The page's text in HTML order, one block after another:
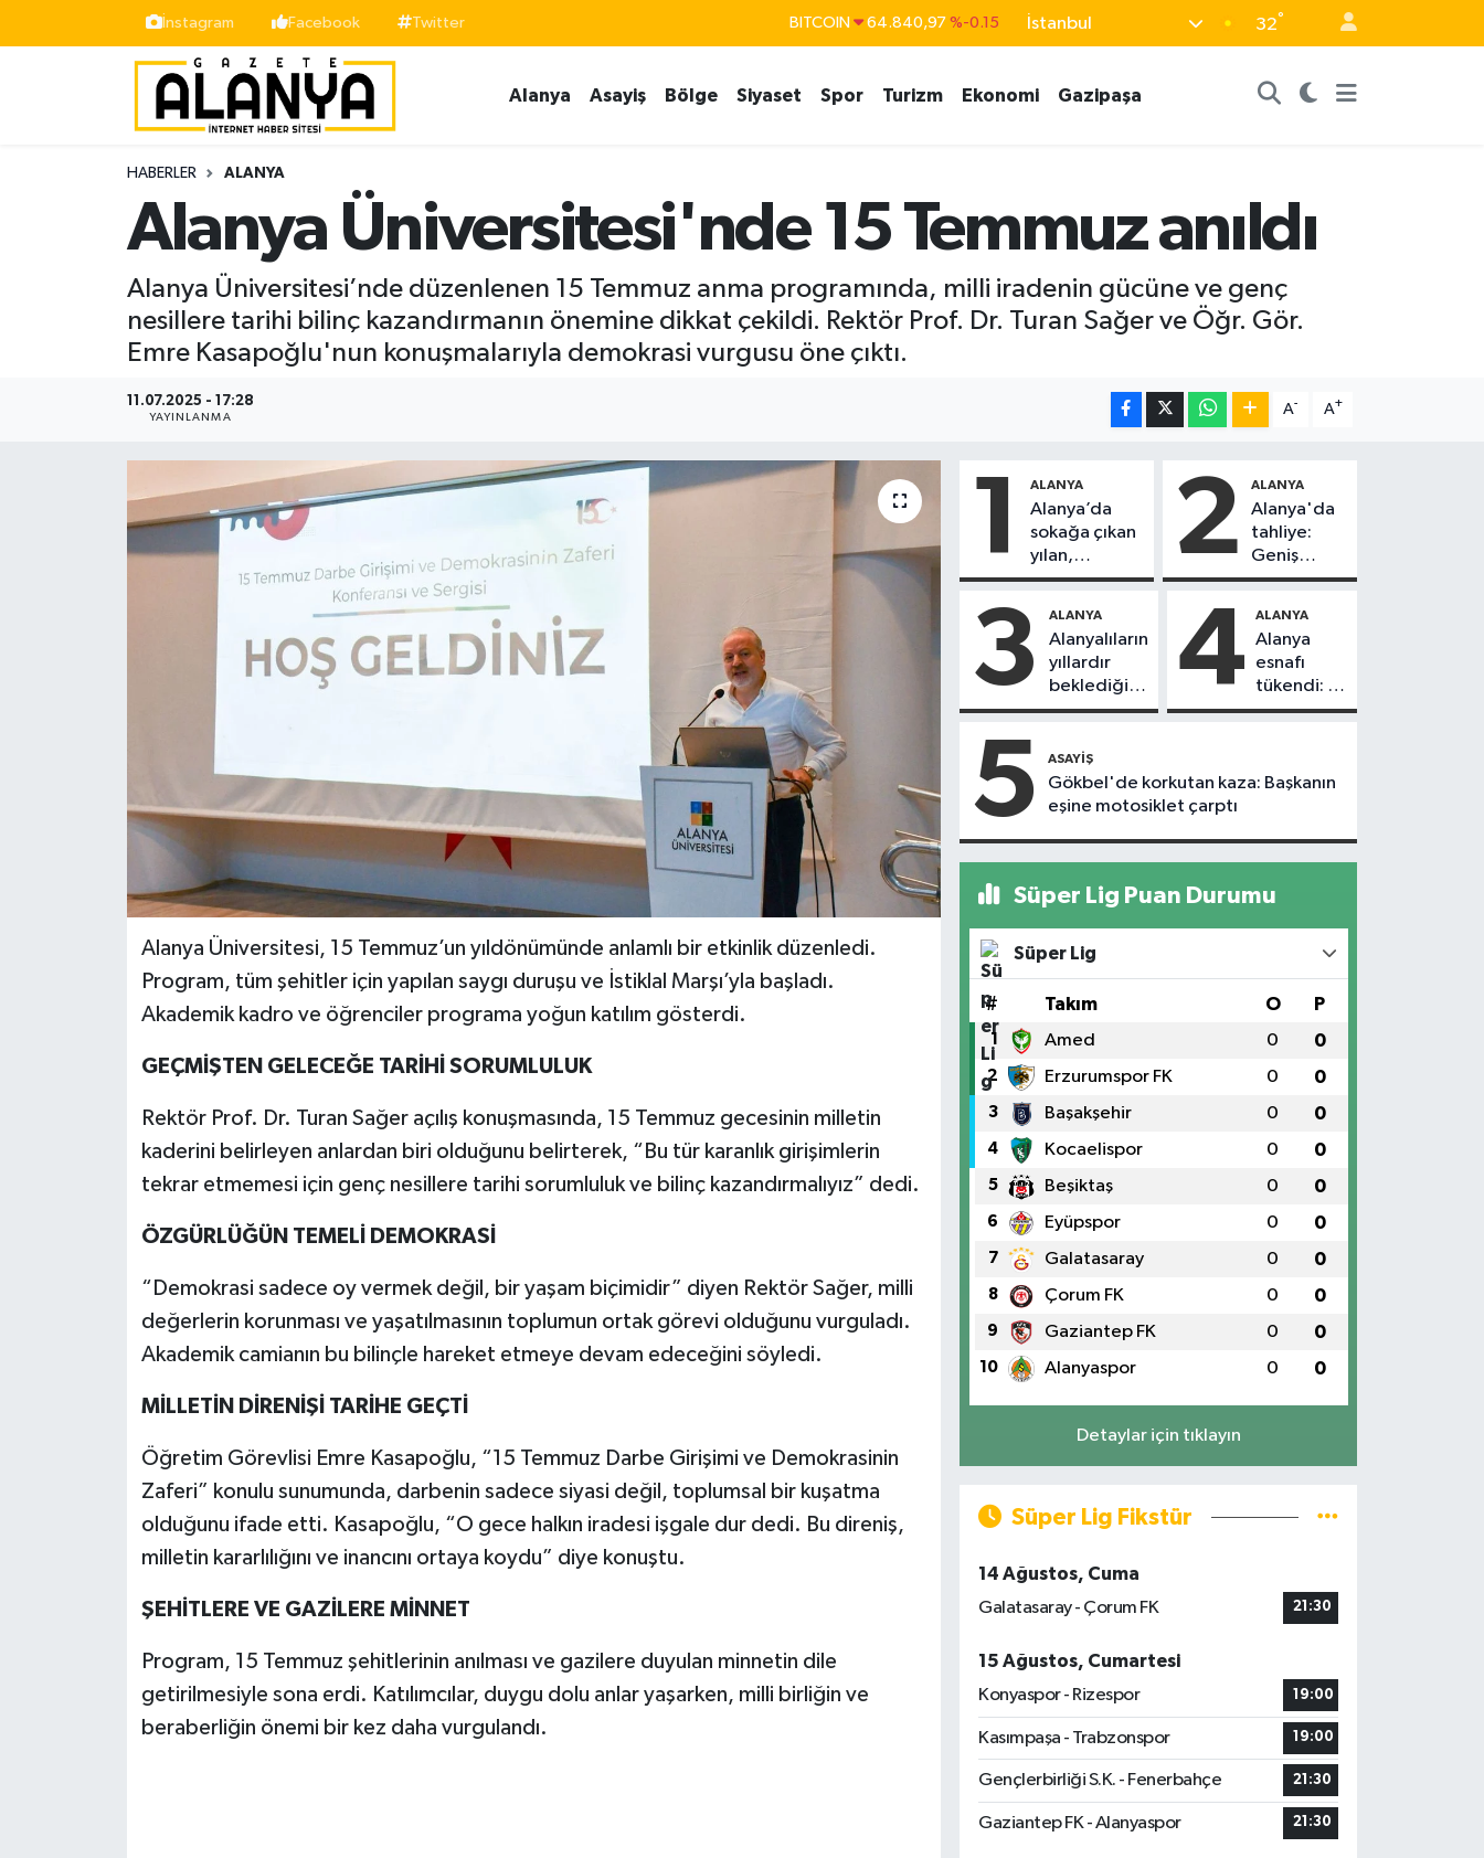
İnstagram Facebook Twitter
BİST100 13.779
İstanbul 32°
Alanya Asayiş Bölge Siyaset Spor Turizm Ekonomi Gazipaşa
HABERLER ALANYA
Alanya Üniversitesi'nde 15 Temmuz anıldı
Alanya Üniversitesi’nde düzenlenen 15 Temmuz anma programında, milli iradenin gücüne ve genç
nesillere tarihi bilinç kazandırmanın önemine dikkat çekildi. Rektör Prof. Dr. Turan Sağer ve Öğr. Gör.
Emre Kasapoğlu'nun konuşmalarıyla demokrasi vurgusu öne çıktı.
11.07.2025 - 17:28
YAYINLANMA
A- A+
Alanya Üniversitesi, 15 Temmuz’un yıldönümünde anlamlı bir etkinlik düzenledi.
Program, tüm şehitler için yapılan saygı duruşu ve İstiklal Marşı’yla başladı.
Akademik kadro ve öğrenciler programa yoğun katılım gösterdi.
GEÇMİŞTEN GELECEĞE TARİHİ SORUMLULUK
Rektör Prof. Dr. Turan Sağer açılış konuşmasında, 15 Temmuz gecesinin milletin
kaderini belirleyen anlardan biri olduğunu belirterek, “Bu tür karanlık girişimlerin
tekrar etmemesi için genç nesillere tarihi sorumluluk ve bilinç kazandırmalıyız” dedi.
ÖZGÜRLÜĞÜN TEMELİ DEMOKRASİ
“Demokrasi sadece oy vermek değil, bir yaşam biçimidir” diyen Rektör Sağer, milli
değerlerin korunması ve yaşatılmasının toplumun ortak görevi olduğunu vurguladı.
Akademik camianın bu bilinçle hareket etmeye devam edeceğini söyledi.
MİLLETİN DİRENİŞİ TARİHE GEÇTİ
Öğretim Görevlisi Emre Kasapoğlu, “15 Temmuz Darbe Girişimi ve Demokrasinin
Zaferi” konulu sunumunda, darbenin sadece siyasi değil, toplumsal bir kuşatma
olduğunu ifade etti. Kasapoğlu, “O gece halkın iradesi işgale dur dedi. Bu direniş,
milletin kararlılığını ve inancını ortaya koydu” diye konuştu.
ŞEHİTLERE VE GAZİLERE MİNNET
Program, 15 Temmuz şehitlerinin anılması ve gazilere duyulan minnetin dile
getirilmesiyle sona erdi. Katılımcılar, duygu dolu anlar yaşarken, milli birliğin ve
beraberliğin önemi bir kez daha vurgulandı.
1 ALANYA
Alanya’da
sokağa çıkan
yılan,
vatandaşı
2 ALANYA
Alanya'da
tahliye:
Geniş
güvenlik
alındı
3 ALANYA
Alanyalıların
yıllardır
beklediği
yol askıdan
4 ALANYA
Alanya
esnafı
tükendi: 1
ayda 150
5 ASAYIŞ
Gökbel'de korkutan kaza: Başkanın
eşine motosiklet çarptı
Süper Lig Puan Durumu
Süper Lig
# Takım O P
1 Amed 0 0
2 Erzurumspor FK 0 0
3 Başakşehir 0 0
4 Kocaelispor 0 0
5 Beşiktaş 0 0
6 Eyüpspor 0 0
7 Galatasaray 0 0
8 Çorum FK 0 0
9 Gaziantep FK 0 0
10 Alanyaspor 0 0
Detaylar için tıklayın
Süper Lig Fikstür
14 Ağustos, Cuma
Galatasaray - Çorum FK
21:30
15 Ağustos, Cumartesi
Konyaspor - Rizespor
19:00
Kasımpaşa - Trabzonspor 19:00
Gençlerbirliği S.K. - Fenerbahçe 21:30
Gaziantep FK - Alanyaspor 21:30
Siyaset
İstanbul Nöbetçi Eczaneler
İstanbul Hava Durumu
Süper Lig Puan Durumu ve Fikstür
Tüm Manşetler
Son Dakika Haberleri
Haber Arşivi